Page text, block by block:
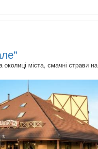
околиці міста, смачні страви на